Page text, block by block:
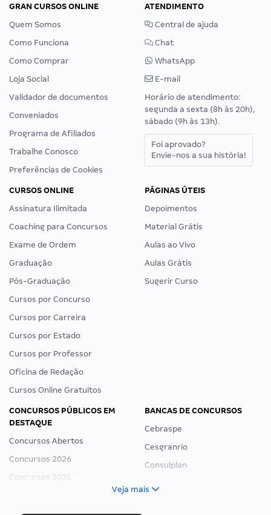
GRAN CURSOS ONLINE
Quem Somos
Como Funciona
Como Comprar
Loja Social
Validador de documentos
Conveniados
Programa de Afiliados
Trabalhe Conosco
Preferências de Cookies
ATENDIMENTO
Central de ajuda
Chat
WhatsApp
E-mail
Horário de atendimento:
segunda a sexta (8h às 20h),
sábado (9h às 13h).
Foi aprovado?
Envie-nos a sua história!
CURSOS ONLINE
Assinatura Ilimitada
Coaching para Concursos
Exame de Ordem
Graduação
Pós-Graduação
Cursos por Concurso
Cursos por Carreira
Cursos por Estado
Cursos por Professor
Oficina de Redação
Cursos Online Gratuitos
PÁGINAS ÚTEIS
Depoimentos
Material Grátis
Aulas ao Vivo
Aulas Grátis
Sugerir Curso
CONCURSOS PÚBLICOS EM
DESTAQUE
Concursos Abertos
Concursos 2026
Concursos 2025
BANCAS DE CONCURSOS
Cebraspe
Cesgranrio
Consulplan
Veja mais